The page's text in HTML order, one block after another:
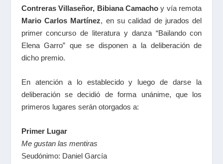
Contreras Villaseñor, Bibiana Camacho y vía remota
Mario Carlos Martínez, en su calidad de jurados del
primer concurso de literatura y danza “Bailando con
Elena Garro” que se disponen a la deliberación de
dicho premio.
En atención a lo establecido y luego de darse la
deliberación se decidió de forma unánime, que los
primeros lugares serán otorgados a:
Primer Lugar
Me gustan las mentiras
Seudónimo: Daniel García